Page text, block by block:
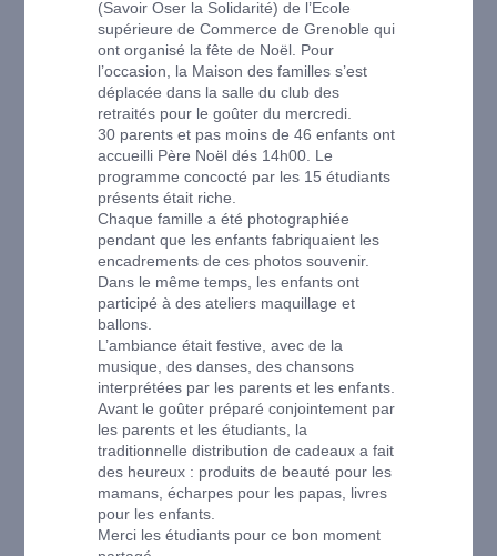
(Savoir Oser la Solidarité) de l’Ecole
supérieure de Commerce de Grenoble qui
ont organisé la fête de Noël. Pour
l’occasion, la Maison des familles s’est
déplacée dans la salle du club des
retraités pour le goûter du mercredi.
30 parents et pas moins de 46 enfants ont
accueilli Père Noël dés 14h00. Le
programme concocté par les 15 étudiants
présents était riche.
Chaque famille a été photographiée
pendant que les enfants fabriquaient les
encadrements de ces photos souvenir.
Dans le même temps, les enfants ont
participé à des ateliers maquillage et
ballons.
L’ambiance était festive, avec de la
musique, des danses, des chansons
interprétées par les parents et les enfants.
Avant le goûter préparé conjointement par
les parents et les étudiants, la
traditionnelle distribution de cadeaux a fait
des heureux : produits de beauté pour les
mamans, écharpes pour les papas, livres
pour les enfants.
Merci les étudiants pour ce bon moment